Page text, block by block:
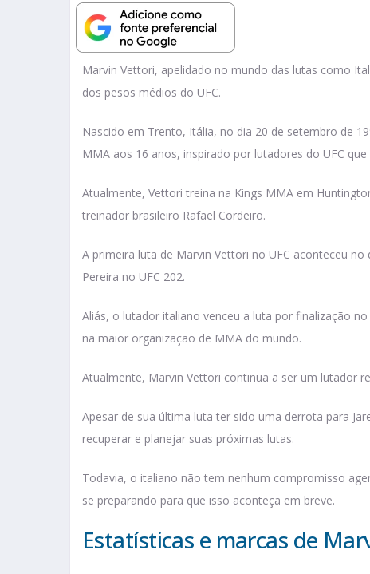
Marvin Vettori, apelidado no mundo das lutas como
dos pesos médios do UFC.
Nascido em Trento, Itália, no dia 20 de setembro de
MMA aos 16 anos, inspirado por lutadores do UFC
Atualmente, Vettori treina na Kings MMA em
treinador brasileiro Rafael Cordeiro.
A primeira luta de Marvin Vettori no UFC aconteceu
Pereira no UFC 202.
Aliás, o lutador italiano venceu a luta por finalização
na maior organização de MMA do mundo.
Atualmente, Marvin Vettori continua a ser um lutador
Apesar de sua última luta ter sido uma derrota para
recuperar e planejar suas próximas lutas.
Todavia, o italiano não tem nenhum compromisso
se preparando para que isso aconteça em breve.
Estatísticas e marcas de